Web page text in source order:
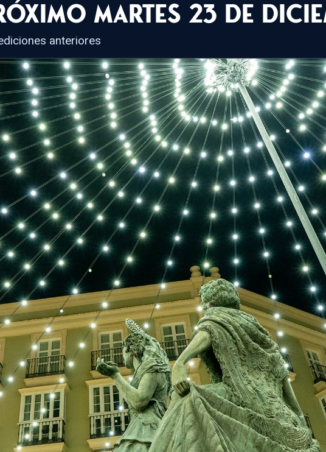
martes 23 de
anteriores